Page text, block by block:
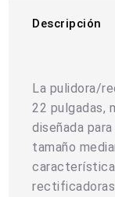
Descripción
La pulidora/
22 pulgadas,
diseñada
tamaño
rectificadoras